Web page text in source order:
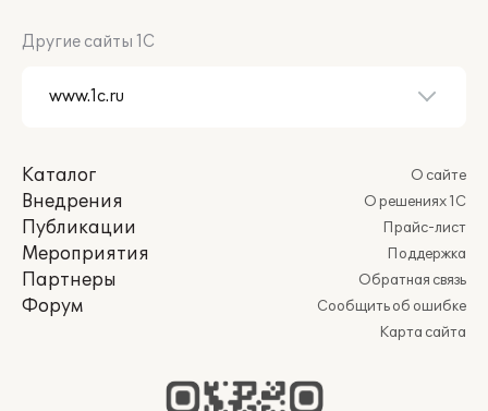
Другие сайты 1С
Каталог
Внедрения
Публикации
Мероприятия
Партнеры
Форум
О сайте
О решениях 1С
Прайс-лист
Поддержка
Обратная связь
Сообщить об ошибке
Карта сайта